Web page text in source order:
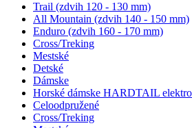
Trail (zdvih 120 - 130 mm)
All Mountain (zdvih 140 - 150 mm)
Enduro (zdvih 160 - 170 mm)
Cross/Treking
Mestské
Detské
Dámske
Horské dámske HARDTAIL
Celoodpružené
Cross/Treking